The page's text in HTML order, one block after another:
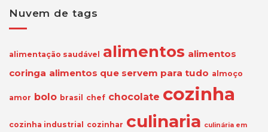
Nuvem de tags
alimentação saudável alimentos alimentos
coringa alimentos que servem para tudo almoço
amor bolo brasil chef chocolate cozinha
cozinha industrial cozinhar culinaria culinária em